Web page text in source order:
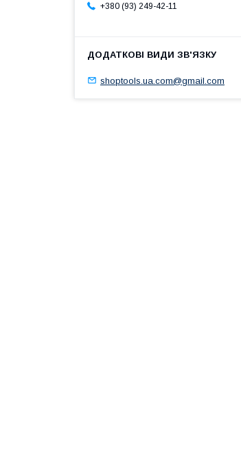
+380 (93) 249-42-11
shoptools.ua.com@gmail.com